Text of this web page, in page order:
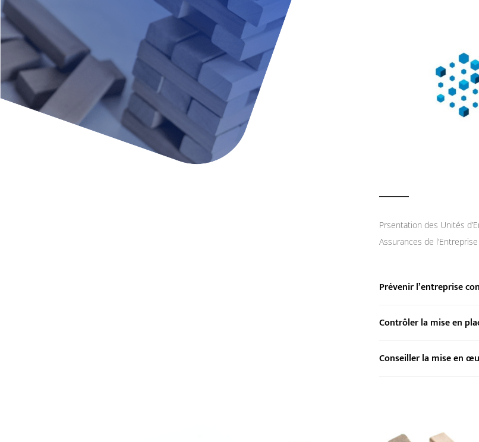
Prsentation des Unités
Assurances de l’Entreprise
Prévenir l’entreprise
Contrôler la mise en
Conseiller la mise en